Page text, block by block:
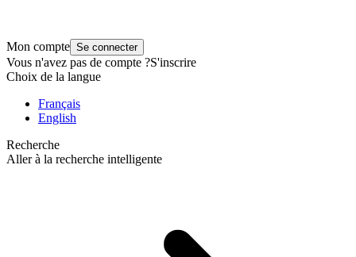
Mon compte Se connecter
Vous n'avez pas de compte ?S'inscrire
Choix de la langue
Français
English
Recherche
Aller à la recherche intelligente